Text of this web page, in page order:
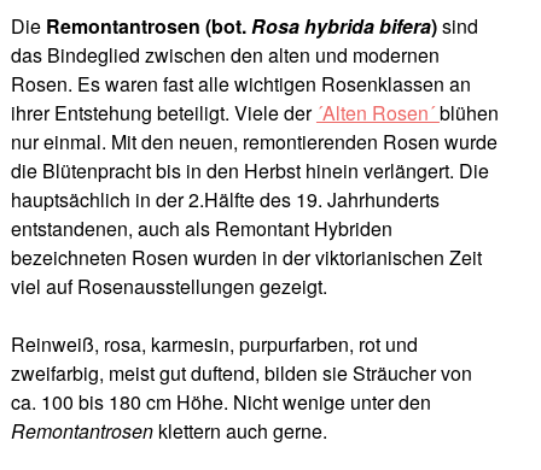
Die Remontantrosen (bot.Rosa hybrida bifera)sind
das Bindeglied zwischen den alten und modernen
Rosen. Es waren fast alle wichtigen Rosenklassen an
ihrer Entstehung beteiligt. Viele der ´Alten Rosen´blühen
nur einmal. Mit den neuen, remontierenden Rosen wurde
die Blütenpracht bis in den Herbst hinein verlängert. Die
hauptsächlich in der 2.Hälfte des 19. Jahrhunderts
entstandenen, auch als Remontant Hybriden
bezeichneten Rosen wurden in der viktorianischen Zeit
viel auf Rosenausstellungen gezeigt.
Reinweiß, rosa, karmesin, purpurfarben, rot und
zweifarbig, meist gut duftend, bilden sie Sträucher von
ca. 100 bis 180 cm Höhe. Nicht wenige unter den
Remontantrosenklettern auch gerne.